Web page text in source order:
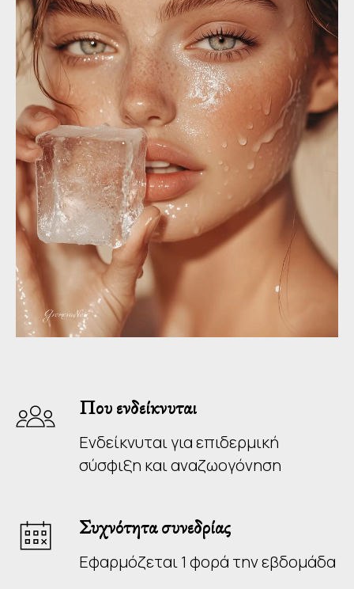
Που ενδείκνυται
Ενδείκνυται για επιδερμική
σύσφιξη και αναζωογόνηση
Συχνότητα συνεδρίας
Εφαρμόζεται 1 φορά την εβδομάδα